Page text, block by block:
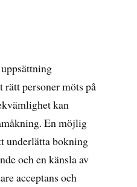
rätt personer möts på
kan
En möjlig
underlätta bokning
och en känsla av
acceptans och